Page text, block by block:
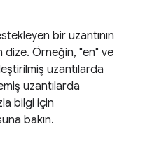
bir uzantının
dize. Örneğin, "en" ve
uzantılarda
uzantılarda
bilgi için
bakın.